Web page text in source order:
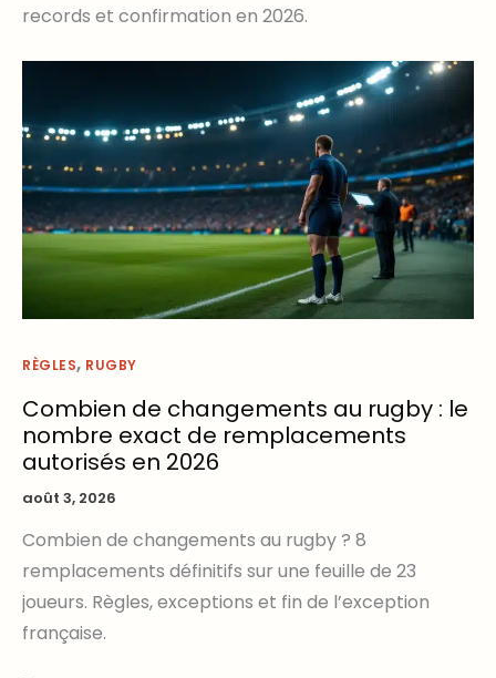
records et confirmation en 2026.
RÈGLES, RUGBY
Combien de changements au rugby : le
nombre exact de remplacements
autorisés en 2026
août 3, 2026
Combien de changements au rugby ? 8
remplacements définitifs sur une feuille de 23
joueurs. Règles, exceptions et fin de l’exception
française.